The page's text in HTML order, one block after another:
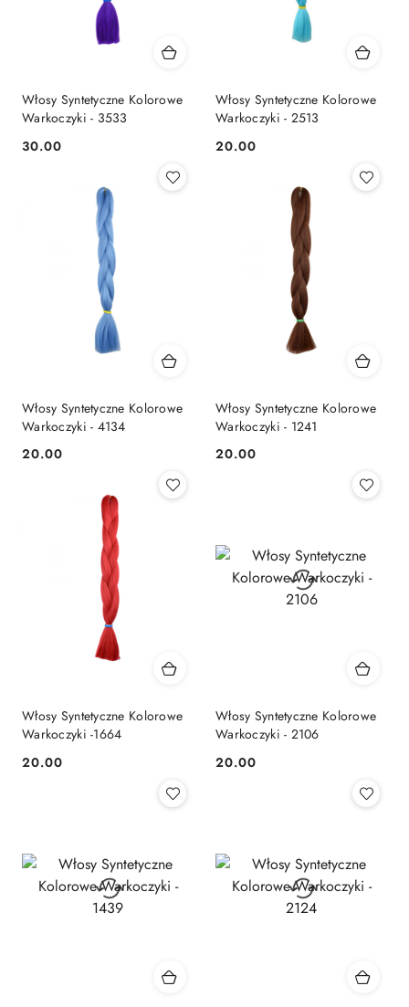
Włosy Syntetyczne Kolorowe
Warkoczyki - 3533
Cena:
30.00
Włosy Syntetyczne Kolorowe
Warkoczyki - 2513
Cena:
20.00
Włosy Syntetyczne Kolorowe
Warkoczyki - 4134
Cena:
20.00
Włosy Syntetyczne Kolorowe
Warkoczyki - 1241
Cena:
20.00
Włosy Syntetyczne Kolorowe
Warkoczyki -1664
Cena:
20.00
Włosy Syntetyczne Kolorowe
Warkoczyki - 2106
Cena:
20.00